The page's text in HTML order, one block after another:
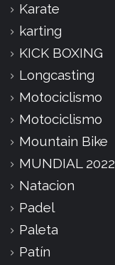
Karate
karting
KICK BOXING
Longcasting
Motociclismo
Motociclismo
Mountain Bike
MUNDIAL 2022
Natacion
Padel
Paleta
Patín